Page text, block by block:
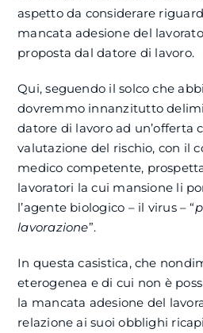
aspetto da considerare
mancata adesione del
proposta dal datore di lavoro.
Qui, seguendo il solco che
dovremmo innanzitutto
datore di lavoro ad un’offerta
valutazione del rischio, con il
medico competente,
lavoratori la cui mansione li
l’agente biologico – il virus – “
lavorazione”.
In questa casistica, che
eterogenea e di cui non è
la mancata adesione del
relazione ai suoi obblighi